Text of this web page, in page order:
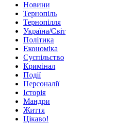
Новини
Тернопіль
Тернопілля
Україна/Світ
Політика
Економіка
Суспільство
Кримінал
Події
Персоналії
Історія
Мандри
Життя
Цікаво!